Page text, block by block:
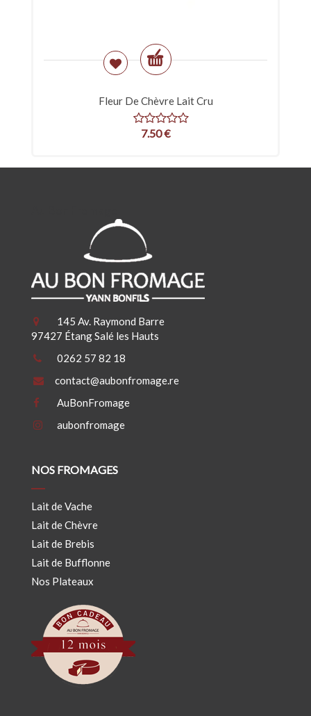
Fleur De Chèvre Lait Cru
7.50€
145 Av. Raymond Barre
97427 Étang Salé les Hauts
0262 57 82 18
contact@aubonfromage.re
AuBonFromage
aubonfromage
NOS FROMAGES
Lait de Vache
Lait de Chèvre
Lait de Brebis
Lait de Bufflonne
Nos Plateaux